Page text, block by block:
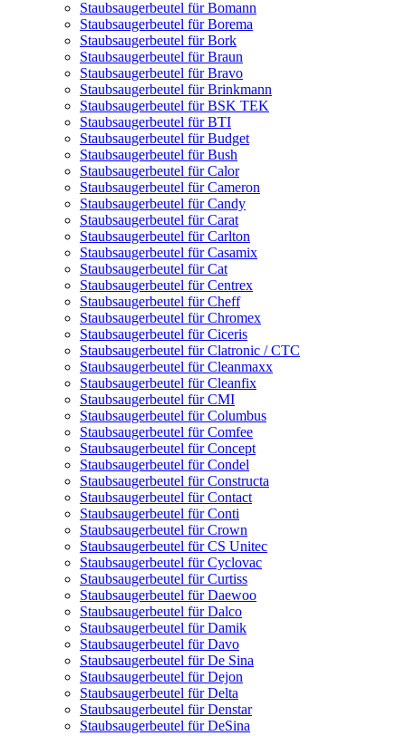
Staubsaugerbeutel für Bomann
Staubsaugerbeutel für Borema
Staubsaugerbeutel für Bork
Staubsaugerbeutel für Braun
Staubsaugerbeutel für Bravo
Staubsaugerbeutel für Brinkmann
Staubsaugerbeutel für BSK TEK
Staubsaugerbeutel für BTI
Staubsaugerbeutel für Budget
Staubsaugerbeutel für Bush
Staubsaugerbeutel für Calor
Staubsaugerbeutel für Cameron
Staubsaugerbeutel für Candy
Staubsaugerbeutel für Carat
Staubsaugerbeutel für Carlton
Staubsaugerbeutel für Casamix
Staubsaugerbeutel für Cat
Staubsaugerbeutel für Centrex
Staubsaugerbeutel für Cheff
Staubsaugerbeutel für Chromex
Staubsaugerbeutel für Ciceris
Staubsaugerbeutel für Clatronic / CTC
Staubsaugerbeutel für Cleanmaxx
Staubsaugerbeutel für Cleanfix
Staubsaugerbeutel für CMI
Staubsaugerbeutel für Columbus
Staubsaugerbeutel für Comfee
Staubsaugerbeutel für Concept
Staubsaugerbeutel für Condel
Staubsaugerbeutel für Constructa
Staubsaugerbeutel für Contact
Staubsaugerbeutel für Conti
Staubsaugerbeutel für Crown
Staubsaugerbeutel für CS Unitec
Staubsaugerbeutel für Cyclovac
Staubsaugerbeutel für Curtiss
Staubsaugerbeutel für Daewoo
Staubsaugerbeutel für Dalco
Staubsaugerbeutel für Damik
Staubsaugerbeutel für Davo
Staubsaugerbeutel für De Sina
Staubsaugerbeutel für Dejon
Staubsaugerbeutel für Delta
Staubsaugerbeutel für Denstar
Staubsaugerbeutel für DeSina